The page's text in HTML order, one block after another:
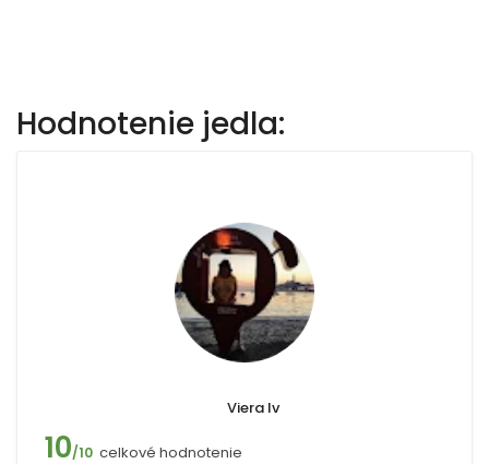
Hodnotenie jedla:
Viera Iv
10/10 celkové hodnotenie